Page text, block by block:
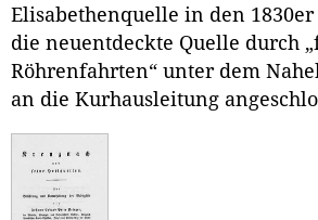
Elisabethenquelle in den
die neuentdeckte Quelle durch
Röhrenfahrten“ unter dem
an die Kurhausleitung